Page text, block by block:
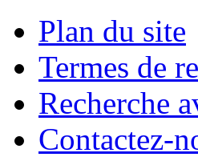
Plan du site
Termes de
Recherche
Contactez-